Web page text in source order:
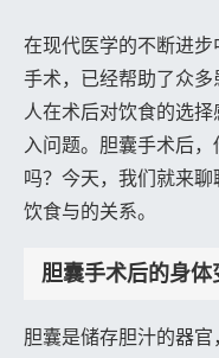
在现代医学的不断进
手术，已经帮助了众
人在术后对饮食的选
入问题。胆囊手术后
吗？今天，我们就来
饮食与的关系。
胆囊手术后的身体
胆囊是储存胆汁的器